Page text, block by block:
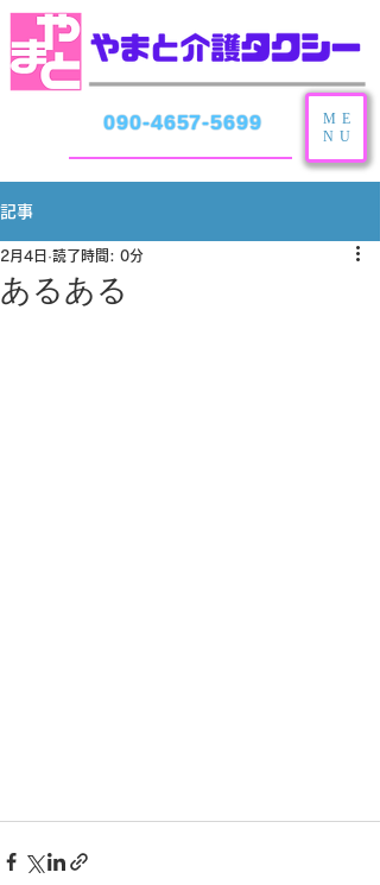
090-4657-5699
ME
NU
記事
あるある
2月4日 読了時間: 0分